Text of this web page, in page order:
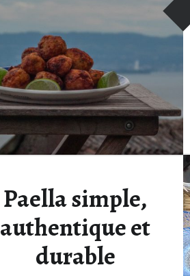
Paella simple,
authentique et
durable